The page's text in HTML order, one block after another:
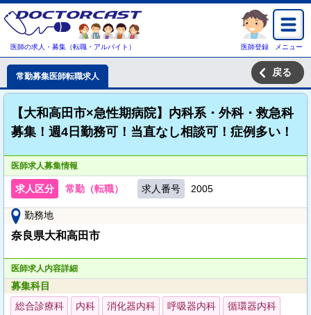
医師の求人・募集（転職・アルバイト） 医師登録 メニュー
常勤募集医師転職求人 戻る
【大和高田市×急性期病院】内科系・外科・救急科
募集！週4日勤務可！当直なし相談可！症例多い！
医師求人募集情報
求人区分 常勤（転職） 求人番号 2005
勤務地
奈良県大和高田市
医師求人内容詳細
募集科目
総合診療科
内科 消化器内科 呼吸器内科 循環器内科